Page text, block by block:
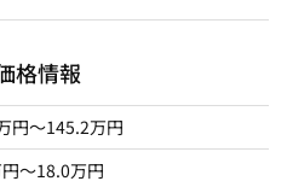
格情報
円～145.2万円
〜18.0万円